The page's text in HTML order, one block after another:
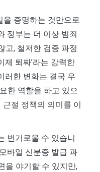
을 증명하는 것만으로
정부는 더 이상 범죄
고, 철저한 검증 과정
제 퇴짜’라는 강력한
러한 변화는 결국 우
한 역할을 하고 있으
절 정책의 의미를 이
번거로울 수 있습니
바일 신분증 발급 과
을 야기할 수 있지만,